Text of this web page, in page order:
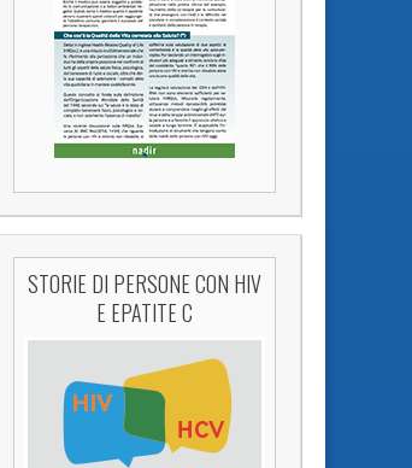
STORIE DI PERSONE CON HIV
E EPATITE C